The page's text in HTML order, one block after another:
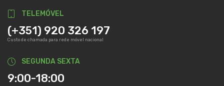
TELEMÓVEL
(+351) 920 326 197
Custo de chamada para rede móvel nacional
SEGUNDA SEXTA
9:00-18:00